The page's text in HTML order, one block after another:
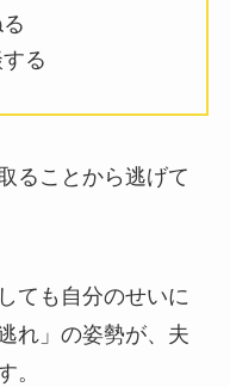
る
ることから逃げて
ても自分のせいに
れ」の姿勢が、夫
。